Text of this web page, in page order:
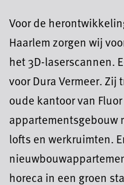
Voor de
Haarlem zorgen wij
het 3D-laserscannen.
voor Dura Vermeer.
oude kantoor van
appartementsgebouw
lofts en werkruimten.
horeca in een groen